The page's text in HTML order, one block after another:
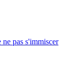
pas s'immiscer